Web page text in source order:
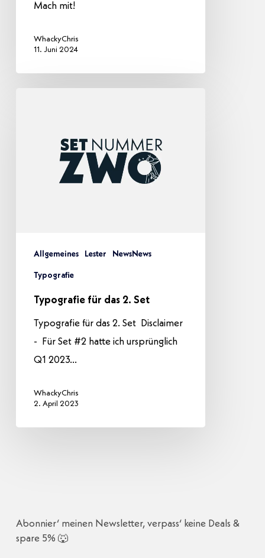
Mach mit!
WhackyChris
11. Juni 2024
Allgemeines Lester NewsNews
Typografie
Typografie für das 2. Set
Typografie für das 2. Set Disclaimer
- Für Set #2 hatte ich ursprünglich
Q1 2023…
WhackyChris
2. April 2023
Abonnier‘ meinen Newsletter, verpass‘ keine Deals &
spare 5% 🐺